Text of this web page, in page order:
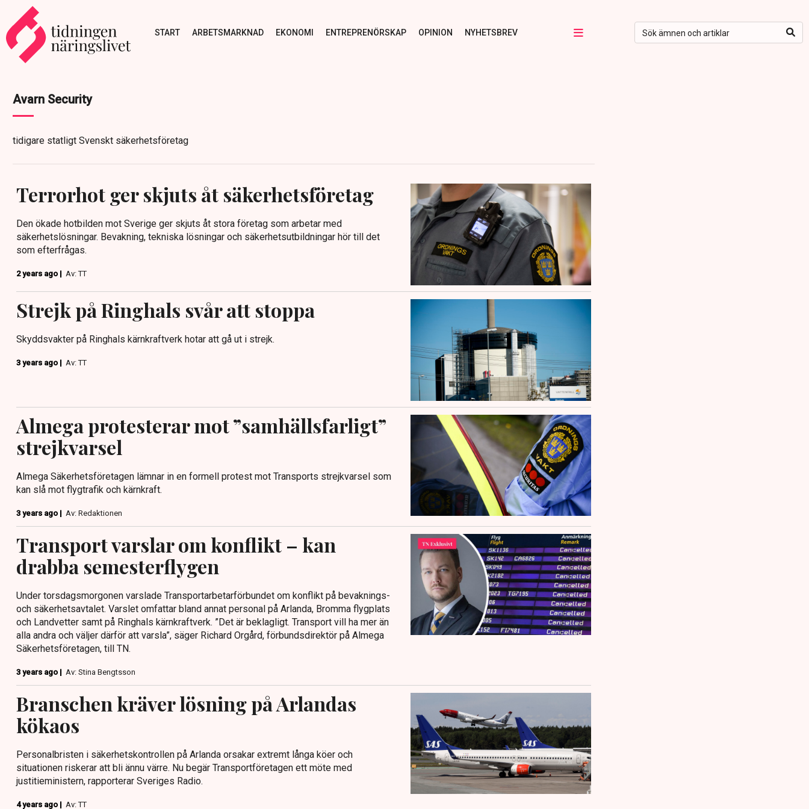
START ARBETSMARKNAD EKONOMI ENTREPRENÖRSKAP OPINION NYHETSBREV
Avarn Security
tidigare statligt Svenskt säkerhetsföretag
Terrorhot ger skjuts åt säkerhetsföretag
Den ökade hotbilden mot Sverige ger skjuts åt stora företag som arbetar med
säkerhetslösningar. Bevakning, tekniska lösningar och säkerhetsutbildningar hör till det
som efterfrågas.
2 years ago | Av: TT
Strejk på Ringhals svår att stoppa
Skyddsvakter på Ringhals kärnkraftverk hotar att gå ut i strejk.
3 years ago | Av: TT
Almega protesterar mot ”samhällsfarligt”
strejkvarsel
Almega Säkerhetsföretagen lämnar in en formell protest mot Transports strejkvarsel som
kan slå mot flygtrafik och kärnkraft.
3 years ago | Av: Redaktionen
Transport varslar om konflikt – kan
drabba semesterflygen
Under torsdagsmorgonen varslade Transportarbetarförbundet om konflikt på bevaknings-
och säkerhetsavtalet. Varslet omfattar bland annat personal på Arlanda, Bromma flygplats
och Landvetter samt på Ringhals kärnkraftverk. ”Det är beklagligt. Transport vill ha mer än
alla andra och väljer därför att varsla”, säger Richard Orgård, förbundsdirektör på Almega
Säkerhetsföretagen, till TN.
3 years ago | Av: Stina Bengtsson
Branschen kräver lösning på Arlandas
kökaos
Personalbristen i säkerhetskontrollen på Arlanda orsakar extremt långa köer och
situationen riskerar att bli ännu värre. Nu begär Transportföretagen ett möte med
justitieministern, rapporterar Sveriges Radio.
4 years ago | Av: TT